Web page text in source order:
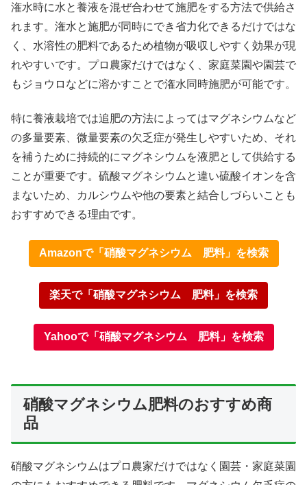
潅水時に水と養液を混ぜ合わせて施肥をする方法で供給さ
れます。潅水と施肥が同時にでき省力化できるだけではな
く、水溶性の肥料であるため植物が吸収しやすく効果が現
れやすいです。プロ農家だけではなく、家庭菜園や園芸で
もジョウロなどに溶かすことで潅水同時施肥が可能です。
特に養液栽培では追肥の方法によってはマグネシウムなど
の多量要素、微量要素の欠乏症が発生しやすいため、それ
を補うために持続的にマグネシウムを液肥として供給する
ことが重要です。硫酸マグネシウムと違い硫酸イオンを含
まないため、カルシウムや他の要素と結合しづらいことも
おすすめできる理由です。
Amazonで「硝酸マグネシウム 肥料」を検索
楽天で「硝酸マグネシウム 肥料」を検索
Yahooで「硝酸マグネシウム 肥料」を検索
硝酸マグネシウム肥料のおすすめ商
品
硝酸マグネシウムはプロ農家だけではなく園芸・家庭菜園
X
はてブ
LinkedIn